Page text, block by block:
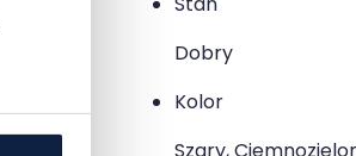
Dobry
Kolor